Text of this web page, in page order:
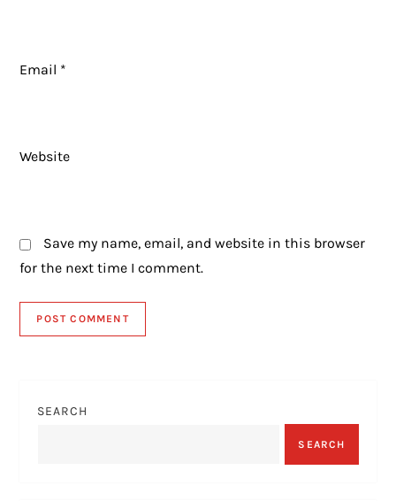
Email *
Website
Save my name, email, and website in this browser
for the next time I comment.
SEARCH
SEARCH